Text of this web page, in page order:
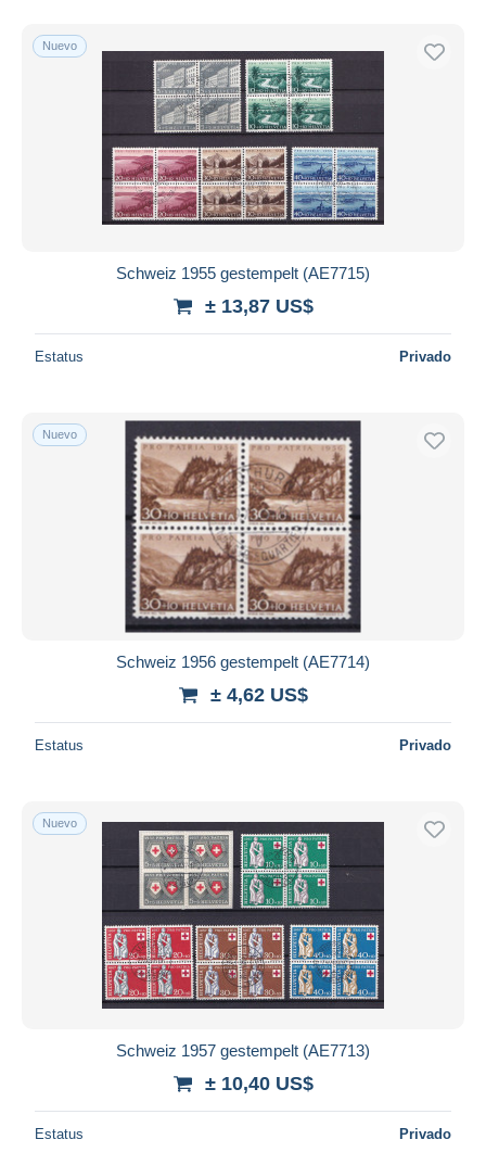
Nuevo
Schweiz 1955 gestempelt (AE7715)
± 13,87 US$
Estatus Privado
Nuevo
Schweiz 1956 gestempelt (AE7714)
± 4,62 US$
Estatus Privado
Nuevo
Schweiz 1957 gestempelt (AE7713)
± 10,40 US$
Estatus Privado